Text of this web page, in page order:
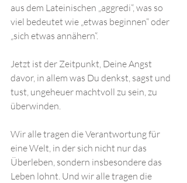
aus dem Lateinischen „aggredi“, was so
viel bedeutet wie „etwas beginnen“ oder
„sich etwas annähern“.
Jetzt ist der Zeitpunkt, Deine Angst
davor, in allem was Du denkst, sagst und
tust, ungeheuer machtvoll zu sein, zu
überwinden.
Wir alle tragen die Verantwortung für
eine Welt, in der sich nicht nur das
Überleben, sondern insbesondere das
Leben lohnt. Und wir alle tragen die